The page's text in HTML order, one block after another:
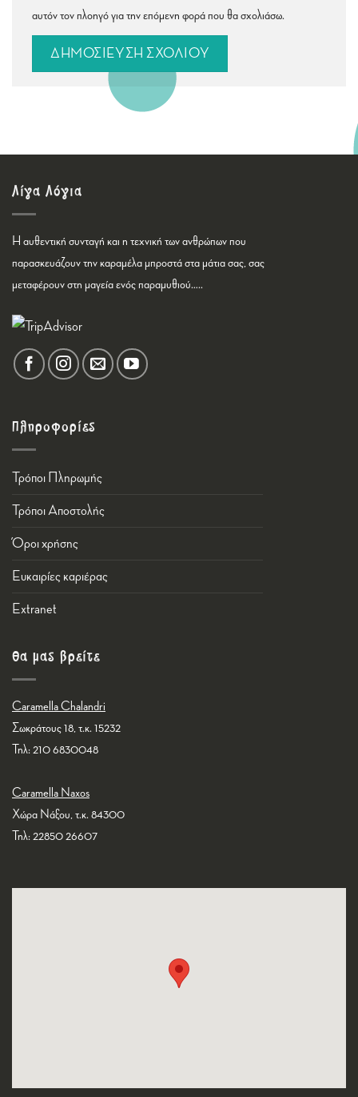
αυτόν τον πλοηγό για την επόμενη φορά που θα σχολιάσω.
Λίγα Λόγια
Η αυθεντική συνταγή και η τεχνική των ανθρώπων που
παρασκευάζουν την καραμέλα μπροστά στα μάτια σας, σας
μεταφέρουν στη μαγεία ενός παραμυθιού…..
Πληροφορίες
Τρόποι Πληρωμής
Τρόποι Αποστολής
Όροι χρήσης
Ευκαιρίες καριέρας
Εxtranet
Θα μας βρείτε
Caramella Chalandri
Σωκράτους 18, τ.κ. 15232
Τηλ: 210 6830048
Caramella Naxos
Χώρα Νάξου, τ.κ. 84300
Τηλ: 22850 26607